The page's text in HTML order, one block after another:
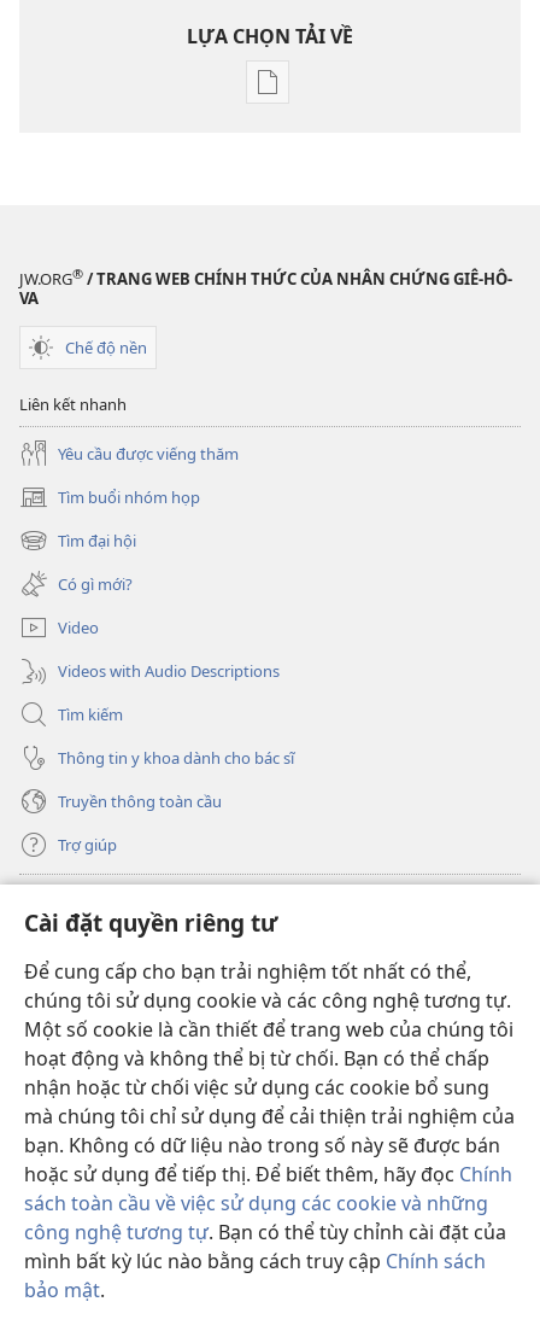
Cài đặt quyền riêng tư
Để cung cấp cho bạn trải nghiệm tốt nhất có thể,
chúng tôi sử dụng cookie và các công nghệ tương tự.
Một số cookie là cần thiết để trang web của chúng tôi
hoạt động và không thể bị từ chối. Bạn có thể chấp
nhận hoặc từ chối việc sử dụng các cookie bổ sung
mà chúng tôi chỉ sử dụng để cải thiện trải nghiệm của
bạn. Không có dữ liệu nào trong số này sẽ được bán
hoặc sử dụng để tiếp thị. Để biết thêm, hãy đọc Chính
sách toàn cầu về việc sử dụng các cookie và những
công nghệ tương tự. Bạn có thể tùy chỉnh cài đặt của
mình bất kỳ lúc nào bằng cách truy cập Chính sách
bảo mật.
LỰA CHỌN TẢI VỀ
Tùy
liệu
JW.ORG® / TRANG WEB CHÍNH THỨC CỦA NHÂN CHỨNG GIÊ-HÔ-
VA
Chế độ nền
Liên kết nhanh
Yêu cầu được viếng thăm
Tìm buổi nhóm họp
(mở
cửa
sổ
mới)
Tìm đại hội
(mở
cửa
sổ
mới)
Có gì mới?
Video
Videos with Audio Descriptions
Tìm kiếm
Thông tin y khoa dành cho bác sĩ
Truyền thông toàn cầu
Trợ giúp
(mở
cửa
sổ
mới)
THƯ VIỆN TRỰC TUYẾN Tháp Canh
(mở
cửa
sổ
mới)
JW Hub ®
(mở
cửa
sổ
mới)
JW Library
Thư viện Tháp Canh
Copyright© 2026 Watch Tower Bible and Tract Society of Pennsylvania.
ĐIỀU KHOẢN SỬ DỤNG